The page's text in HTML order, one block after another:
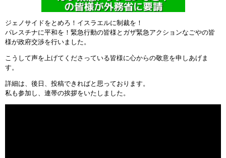
ジェノサイドをとめろ！イスラエルに制裁を！
パレスチナに平和を！緊急行動の皆様とガザ緊急アクションなごやの皆
様が政府交渉を行いました。
こうして声を上げてくださっている皆様に心からの敬意を申しあげま
す。
詳細は、後日、投稿できればと思っております。
私も参加し、連帯の挨拶をいたしました。